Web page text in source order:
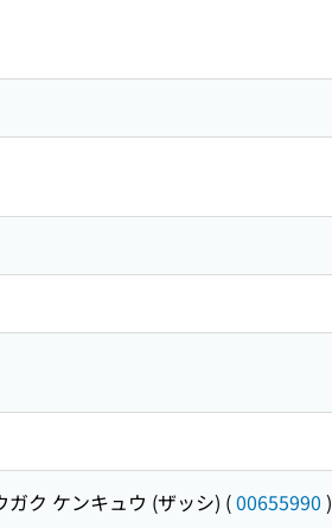
ガク ケンキュウ (ザッシ) (00655990 )